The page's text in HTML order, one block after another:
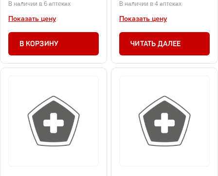
В наличии в 6 аптеках
Показать цену
В КОРЗИНУ
В наличии в 4 аптеках
Показать цену
ЧИТАТЬ ДАЛЕЕ